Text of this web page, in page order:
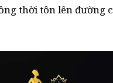
thời tôn lên đường